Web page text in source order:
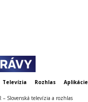
Televízia Rozhlas Aplikácie
– Slovenská televízia a rozhlas